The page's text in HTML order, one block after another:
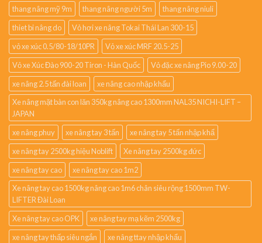
thang nâng mỹ 9m
thang nâng người 5m
thang nâng niuli
thiet bi nâng do
Vỏ hơi xe nâng Tokai Thái Lan 300-15
vỏ xe xúc 0.5/80-18/10PR
Vỏ xe xúc MRF 20.5-25
Vỏ xe Xúc Đào 900-20 Tiron - Hàn Quốc
Vỏ đặc xe nâng Pio 9.00-20
xe nâng 2.5 tấn đài loan
xe nâng cao nhập khẩu
Xe nâng mặt bàn con lăn 350kg nâng cao 1300mm NAL35 NICHI-LIFT –
JAPAN
xe nâng phuy
xe nâng tay 3 tấn
xe nâng tay 5 tấn nhập khẩ
xe nâng tay 2500kg hiệu Noblift
Xe nâng tay 2500kg đức
xe nâng tay cao
xe nâng tay cao 1m2
Xe nâng tay cao 1500kg nâng cao 1m6 chân siêu rộng 1500mm TW-
LIFTER Đài Loan
Xe nâng tay cao OPK
xe nâng tay mạ kẽm 2500kg
xe nâng tay thấp siêu ngắn
xe nâng ttay nhập khẩu